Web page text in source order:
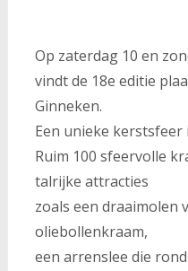
Op zaterdag 10 en
vindt de 18e editie
Ginneken.
Een unieke
Ruim 100 sfeervolle
talrijke attracties
zoals een draaimolen
oliebollenkraam,
een arrenslee die